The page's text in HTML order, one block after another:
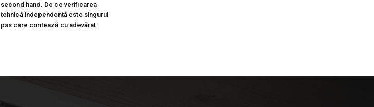
second hand. De ce verificarea
tehnică independentă este singurul
pas care contează cu adevărat